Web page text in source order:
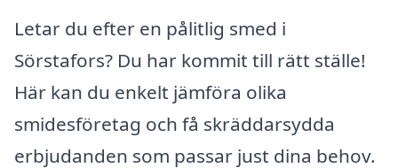
Letar du efter en pålitlig smed i
Sörstafors? Du har kommit till rätt ställe!
Här kan du enkelt jämföra olika
smidesföretag och få skräddarsydda
erbjudanden som passar just dina behov.